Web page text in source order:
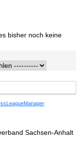
bisher noch keine
Sachsen-Anhalt